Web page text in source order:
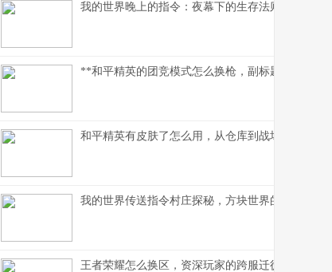
我的世界晚上的指令：夜幕下的生存法则
**和平精英的团竞模式怎么换枪，副标题为短兵相
和平精英有皮肤了怎么用，从仓库到战场的战术美
我的世界传送指令村庄探秘，方块世界的瞬间移
王者荣耀怎么换区，资深玩家的跨服迁徙指南，副